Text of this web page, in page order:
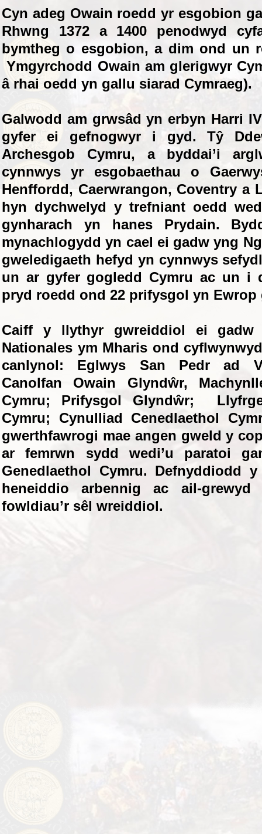
Cyn adeg Owain roedd yr esgobion
Rhwng 1372 a 1400 penodwyd
bymtheg o esgobion, a dim ond un
Ymgyrchodd Owain am glerigwyr
â rhai oedd yn gallu siarad Cymraeg).
Galwodd am grwsâd yn erbyn Harri
gyfer ei gefnogwyr i gyd. Tŷ
Archesgob Cymru, a byddai’i
cynnwys yr esgobaethau o
Henffordd, Caerwrangon, Coventry a
hyn dychwelyd y trefniant oedd
gynharach yn hanes Prydain.
mynachlogydd yn cael ei gadw yng
gweledigaeth hefyd yn cynnwys
un ar gyfer gogledd Cymru ac un i
pryd roedd ond 22 prifysgol yn Ewrop
Caiff y llythyr gwreiddiol ei gadw
Nationales ym Mharis ond
canlynol: Eglwys San Pedr ad
Canolfan Owain Glyndŵr,
Cymru; Prifysgol Glyndŵr;
Cymru; Cynulliad Cenedlaethol
gwerthfawrogi mae angen gweld y
ar femrwn sydd wedi’u paratoi
Genedlaethol Cymru. Defnyddiodd
heneiddio arbennig ac ail-
fowldiau’r sêl wreiddiol.